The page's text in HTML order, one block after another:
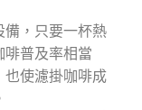
備，只要一杯熱
啡普及率相當
也使濾掛咖啡成